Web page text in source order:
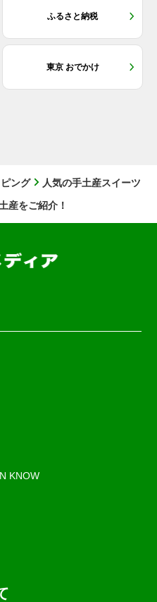
ふるさと納税
東京 おでかけ
ング
人気の手土産スイーツ
産をご紹介！
KNOW